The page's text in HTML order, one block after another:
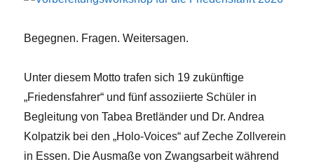
Begegnen. Fragen. Weitersagen.
Unter diesem Motto trafen sich 19 zukünftige
„Friedensfahrer“ und fünf assoziierte Schüler in
Begleitung von Tabea Bretländer und Dr. Andrea
Kolpatzik bei den „Holo-Voices“ auf Zeche Zollverein
in Essen. Die Ausmaße von Zwangsarbeit während